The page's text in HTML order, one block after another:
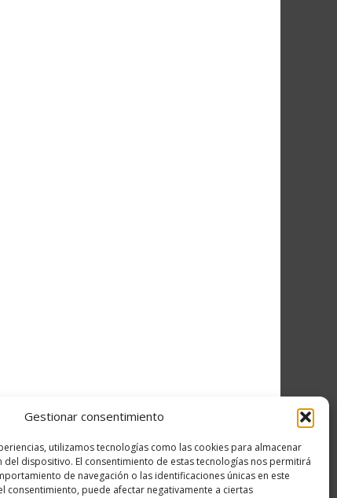
Gestionar consentimiento
utilizamos tecnologías como las cookies para almacenar
dispositivo. El consentimiento de estas tecnologías nos permitirá
de navegación o las identificaciones únicas en este
consentimiento, puede afectar negativamente a ciertas